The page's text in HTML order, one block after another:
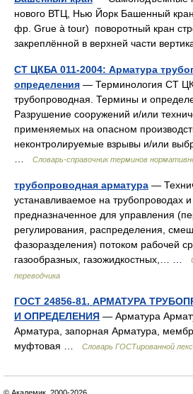
нового ВТЦ, Нью Йорк Башенный
фр. Grue à tour) поворотный кран
закреплённой в верхней части
СТ ЦКБА 011-2004: Арматура
определения — Терминология СТ
трубопроводная. Термины и
Разрушение сооружений и/или
применяемых на опасном
неконтролируемые взрывы и/или
…
Словарь-справочник терминов
трубопроводная арматура —
устанавливаемое на трубопроводах и
предназначенное для управления
регулирования, распределения,
фазоразделения) потоком рабочей
газообразных, газожидкостных,… …
переводчика
ГОСТ 24856-81. АРМАТУРА
И ОПРЕДЕЛЕНИЯ — Арматура
Арматура, запорная Арматура,
муфтовая …
Словарь ГОСТированной